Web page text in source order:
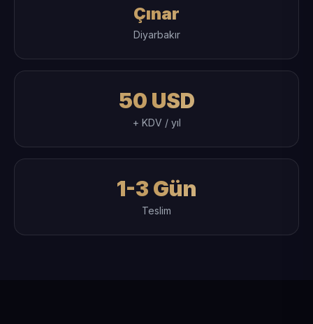
Çınar
Diyarbakır
50 USD
+ KDV / yıl
1-3 Gün
Teslim